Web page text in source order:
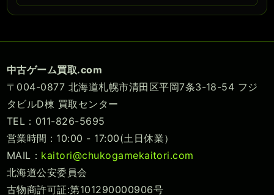
中古ゲーム買取.com
〒004-0877 北海道札幌市清田区平岡7条3-18-54 フジ
タビルD棟 買取センター
TEL：011-826-5695
営業時間 : 10:00 - 17:00(土日休業）
MAIL： kaitori@chukogamekaitori.com
北海道公安委員会
古物商許可証:第101290000906号